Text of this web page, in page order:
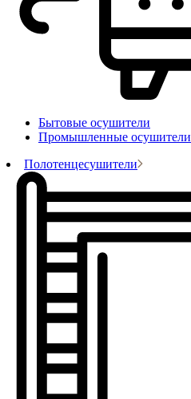
Бытовые осушители
Промышленные осушители
Полотенцесушители